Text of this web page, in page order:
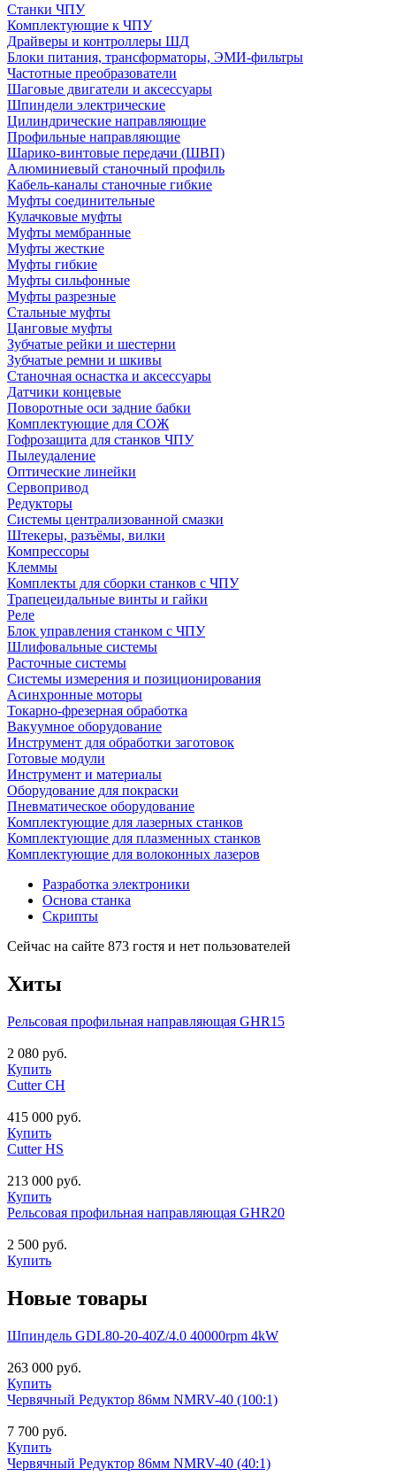
Станки ЧПУ
Комплектующие к ЧПУ
Драйверы и контроллеры ШД
Блоки питания, трансформаторы, ЭМИ-фильтры
Частотные преобразователи
Шаговые двигатели и аксессуары
Шпиндели электрические
Цилиндрические направляющие
Профильные направляющие
Шарико-винтовые передачи (ШВП)
Алюминиевый станочный профиль
Кабель-каналы станочные гибкие
Муфты соединительные
Кулачковые муфты
Муфты мембранные
Муфты жесткие
Муфты гибкие
Муфты сильфонные
Муфты разрезные
Стальные муфты
Цанговые муфты
Зубчатые рейки и шестерни
Зубчатые ремни и шкивы
Станочная оснастка и аксессуары
Датчики концевые
Поворотные оси задние бабки
Комплектующие для СОЖ
Гофрозащита для станков ЧПУ
Пылеудаление
Оптические линейки
Сервопривод
Редукторы
Системы централизованной смазки
Штекеры, разъёмы, вилки
Компрессоры
Клеммы
Комплекты для сборки станков с ЧПУ
Трапецеидальные винты и гайки
Реле
Блок управления станком с ЧПУ
Шлифовальные системы
Расточные системы
Системы измерения и позиционирования
Асинхронные моторы
Токарно-фрезерная обработка
Вакуумное оборудование
Инструмент для обработки заготовок
Готовые модули
Инструмент и материалы
Оборудование для покраски
Пневматическое оборудование
Комплектующие для лазерных станков
Комплектующие для плазменных станков
Комплектующие для волоконных лазеров
Разработка электроники
Основа станка
Скрипты
Сейчас на сайте 873 гостя и нет пользователей
Хиты
Рельсовая профильная направляющая GHR15
2 080 руб.
Купить
Cutter CH
415 000 руб.
Купить
Cutter HS
213 000 руб.
Купить
Рельсовая профильная направляющая GHR20
2 500 руб.
Купить
Новые товары
Шпиндель GDL80-20-40Z/4.0 40000rpm 4kW
263 000 руб.
Купить
Червячный Редуктор 86мм NMRV-40 (100:1)
7 700 руб.
Купить
Червячный Редуктор 86мм NMRV-40 (40:1)